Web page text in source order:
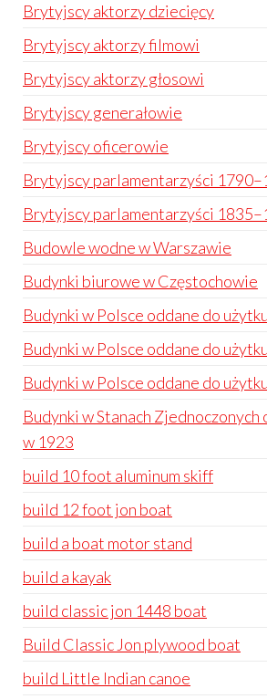
Brytyjscy aktorzy dziecięcy
Brytyjscy aktorzy filmowi
Brytyjscy aktorzy głosowi
Brytyjscy generałowie
Brytyjscy oficerowie
Brytyjscy parlamentarzyści
Brytyjscy parlamentarzyści
Budowle wodne w Warszawie
Budynki biurowe w Częstochowie
Budynki w Polsce oddane do
Budynki w Polsce oddane do
Budynki w Polsce oddane do
Budynki w Stanach Zjednoczonych
w 1923
build 10 foot aluminum skiff
build 12 foot jon boat
build a boat motor stand
build a kayak
build classic jon 1448 boat
Build Classic Jon plywood boat
build Little Indian canoe